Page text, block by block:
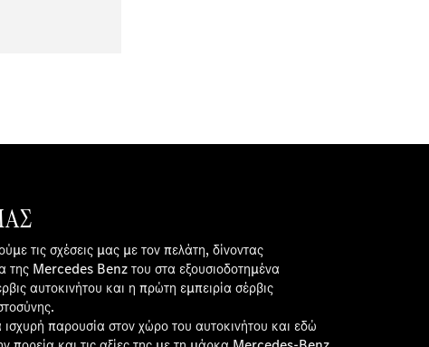
τις σχέσεις μας με τον πελάτη, δίνοντας
της Mercedes Benz του στα εξουσιοδοτημένα
αυτοκινήτου και η πρώτη εμπειρία σέρβις
παρουσία στον χώρο του αυτοκινήτου και εδώ